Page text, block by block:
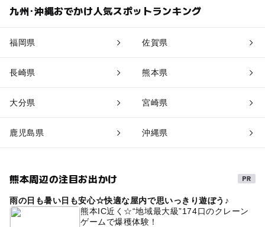
九州･沖縄おでかけ人気スポットランキング
福岡県 佐賀県
長崎県 熊本県
大分県 宮崎県
鹿児島県 沖縄県
熊本周辺の注目お出かけ
雨の日も暑い日も安心☆快適な屋内で思いっきり遊ぼう♪
熊本IC近く☆“地域最大級”174口のクレーン
ゲームで爆穫体験！